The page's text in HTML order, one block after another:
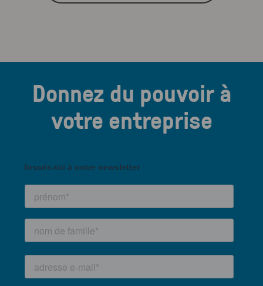
Donnez du pouvoir à
votre entreprise